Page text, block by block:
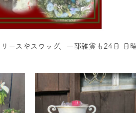
ースやスワッグ、一部雑貨も24日 日